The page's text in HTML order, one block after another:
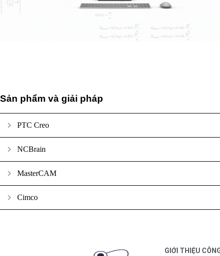
Sản phẩm và giải pháp
PTC Creo
NCBrain
MasterCAM
Cimco
GIỚI THIỆU